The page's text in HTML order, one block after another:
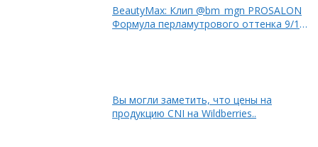
BeautyMax: Клип @bm_mgn PROSALON
Формула перламутрового оттенка 9/12
Вы могли заметить, что цены на
продукцию CNI на Wildberries..